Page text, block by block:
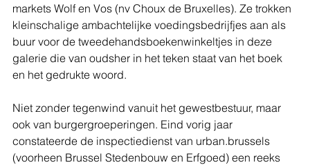
markets Wolf en Vos (nv Choux de Bruxelles). Ze trokken
kleinschalige ambachtelijke voedingsbedrijfjes aan als
buur voor de tweedehandsboekenwinkeltjes in deze
galerie die van oudsher in het teken staat van het boek
en het gedrukte woord.
Niet zonder tegenwind vanuit het gewestbestuur, maar
ook van burgergroeperingen. Eind vorig jaar
constateerde de inspectiedienst van urban.brussels
(voorheen Brussel Stedenbouw en Erfgoed) een reeks